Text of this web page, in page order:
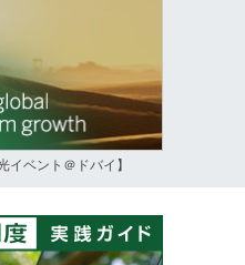
イベント＠ドバイ】